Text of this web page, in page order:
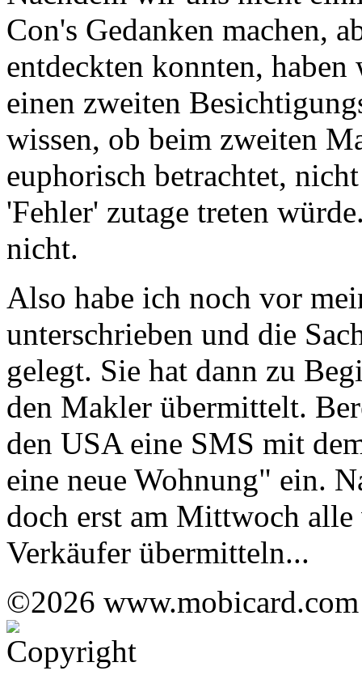
Con's Gedanken machen,
entdeckten konnten,
einen zweiten
wissen, ob beim zweiten
euphorisch betrachtet,
'Fehler' zutage treten
nicht.
Also habe ich noch vor
unterschrieben und die
gelegt. Sie hat dann zu
den Makler übermittelt.
den USA eine SMS mit
eine neue Wohnung" ein.
doch erst am Mittwoch
Verkäufer übermitteln...
©2026